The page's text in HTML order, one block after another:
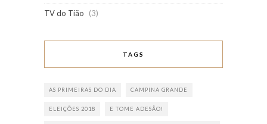
TV do Tião
(3)
TAGS
AS PRIMEIRAS DO DIA CAMPINA GRANDE
ELEIÇÕES 2018 E TOME ADESÃO!